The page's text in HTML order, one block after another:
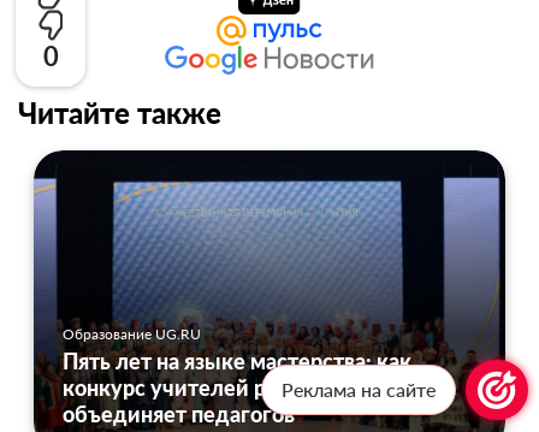
0
Читайте также
Образование UG.RU
Пять лет на языке мастерства: как
конкурс учителей родных языков
объединяет педагогов
Реклама на сайте